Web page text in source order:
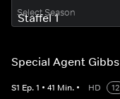
Select Season
Special Agent Gibbs
S1 Ep.1 • 41 Min. • HD
12